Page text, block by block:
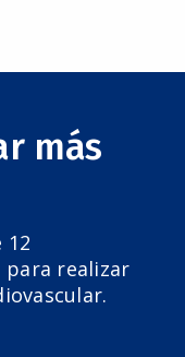
más
12
para realizar